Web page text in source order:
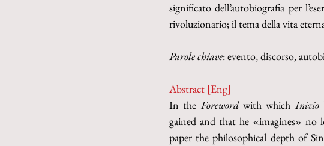
significato dell’autobiografia per
rivoluzionario; il tema della vita
Parole chiave: evento, discorso,
Abstract [Eng]
In the Foreword with which Inizio
gained and that he «imagines»
paper the philosophical depth of